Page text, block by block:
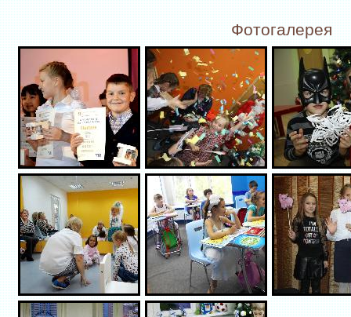
Фотогалерея